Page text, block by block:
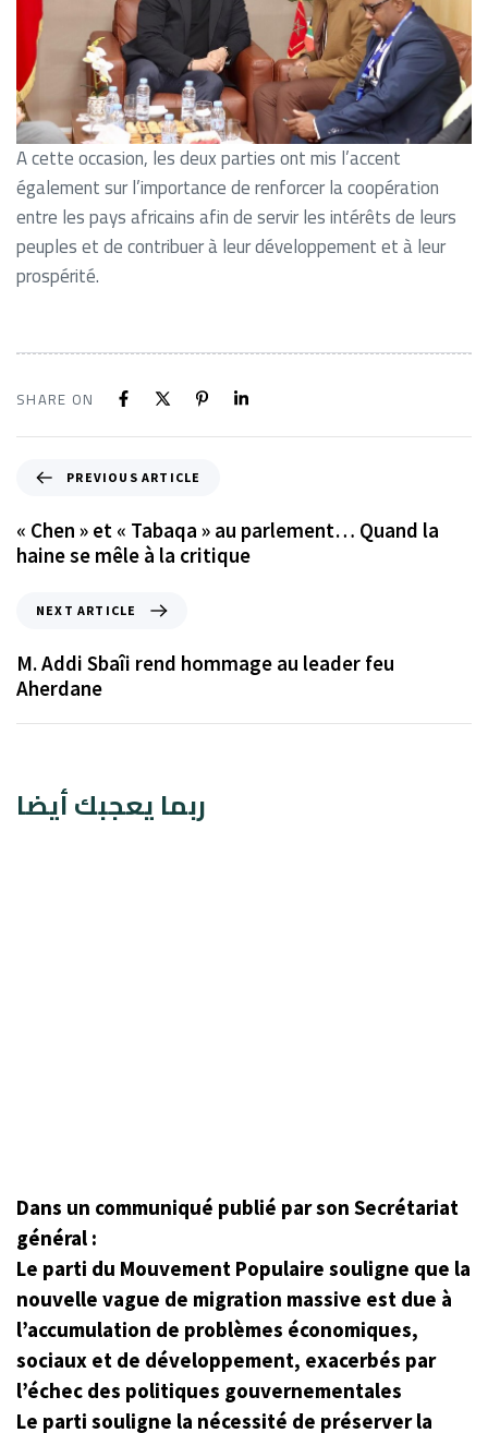
A cette occasion, les deux parties ont mis l’accent
également sur l’importance de renforcer la coopération
entre les pays africains afin de servir les intérêts de leurs
peuples et de contribuer à leur développement et à leur
prospérité.
SHARE ON
PREVIOUS ARTICLE
« Chen » et « Tabaqa » au parlement… Quand la
haine se mêle à la critique
NEXT ARTICLE
M. Addi Sbaîi rend hommage au leader feu
Aherdane
ربما يعجبك أيضا
Dans un communiqué publié par son Secrétariat
général :
Le parti du Mouvement Populaire souligne que la
nouvelle vague de migration massive est due à
l’accumulation de problèmes économiques,
sociaux et de développement, exacerbés par
l’échec des politiques gouvernementales
Le parti souligne la nécessité de préserver la